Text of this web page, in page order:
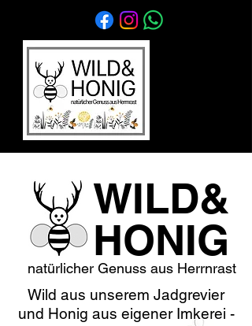
WILD&
HONIG
natürlicher Genuss aus Herrnrast
Wild aus unserem Jadgrevier
und Honig aus eigener Imkerei -